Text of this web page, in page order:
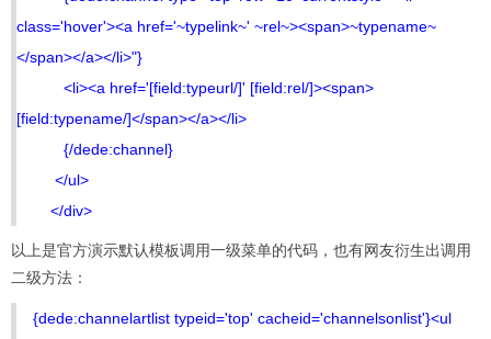
class='hover'><a href='~typelink~' ~rel~><span>~typename~
</span></a></li>"}
<li><a href='[field:typeurl/]' [field:rel/]><span>
[field:typename/]</span></a></li>
{/dede:channel}
</ul>
</div>
以上是官方演示默认模板调用一级菜单的代码，也有网友衍生出调用
二级方法：
{dede:channelartlist typeid='top' cacheid='channelsonlist'}<ul